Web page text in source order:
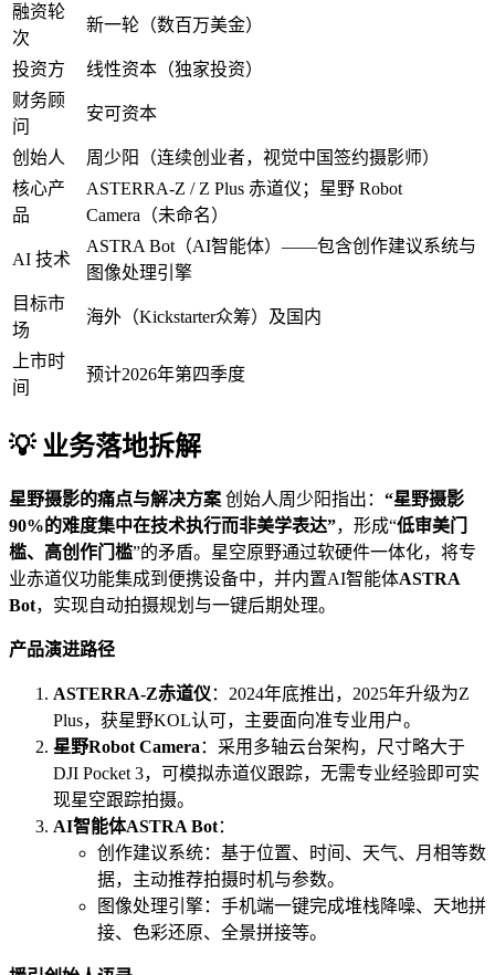
融资轮
次
新一轮（数百万美金）
投资方
线性资本（独家投资）
财务顾
问
安可资本
创始人
周少阳（连续创业者，视觉中国签约摄影师）
核心产
品
ASTERRA-Z / Z Plus 赤道仪；星野 Robot
Camera（未命名）
AI 技术
ASTRA Bot（AI智能体）——包含创作建议系统与
图像处理引擎
目标市
场
海外（Kickstarter众筹）及国内
上市时
间
预计2026年第四季度
💡 业务落地拆解
星野摄影的痛点与解决方案 创始人周少阳指出： “星野摄影
90%的难度集中在技术执行而非美学表达”，形成“低审美门
槛、高创作门槛”的矛盾。星空原野通过软硬件一体化，将专
业赤道仪功能集成到便携设备中，并内置AI智能体ASTRA
Bot，实现自动拍摄规划与一键后期处理。
产品演进路径
ASTERRA-Z赤道仪：2024年底推出，2025年升级为Z
Plus，获星野KOL认可，主要面向准专业用户。
星野Robot Camera：采用多轴云台架构，尺寸略大于
DJI Pocket 3，可模拟赤道仪跟踪，无需专业经验即可实
现星空跟踪拍摄。
AI智能体ASTRA Bot：
创作建议系统：基于位置、时间、天气、月相等数
据，主动推荐拍摄时机与参数。
图像处理引擎：手机端一键完成堆栈降噪、天地拼
接、色彩还原、全景拼接等。